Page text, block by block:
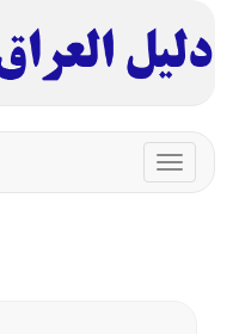
Toggle
navigation